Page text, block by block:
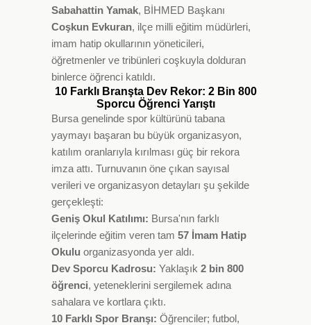
Sabahattin Yamak, BİHMED Başkanı
Coşkun Evkuran, ilçe milli eğitim müdürleri,
imam hatip okullarının yöneticileri,
öğretmenler ve tribünleri coşkuyla dolduran
binlerce öğrenci katıldı.
10 Farklı Branşta Dev Rekor: 2 Bin 800
Sporcu Öğrenci Yarıştı
Bursa genelinde spor kültürünü tabana
yaymayı başaran bu büyük organizasyon,
katılım oranlarıyla kırılması güç bir rekora
imza attı. Turnuvanın öne çıkan sayısal
verileri ve organizasyon detayları şu şekilde
gerçekleşti:
Geniş Okul Katılımı: Bursa'nın farklı
ilçelerinde eğitim veren tam 57 İmam Hatip
Okulu organizasyonda yer aldı.
Dev Sporcu Kadrosu: Yaklaşık 2 bin 800
öğrenci, yeteneklerini sergilemek adına
sahalara ve kortlara çıktı.
10 Farklı Spor Branşı: Öğrenciler; futbol,